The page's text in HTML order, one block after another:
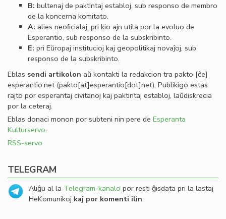
B: bultenaj de paktintaj establoj, sub responso de membro
de la koncerna komitato.
A: alies neoﬁcialaj, pri kio ajn utila por la evoluo de
Esperantio, sub responso de la subskribinto.
E: pri Eŭropaj institucioj kaj geopolitikaj novaĵoj, sub
responso de la subskribinto.
Eblas sendi artikolon aŭ kontakti la redakcion tra pakto [ĉe]
esperantio.net(pakto[at]esperantio[dot]net). Publikigo estas
rajto por esperantaj civitanoj kaj paktintaj establoj, laŭdiskrecia
por la ceteraj.
Eblas donaci monon por subteni nin pere de Esperanta
Kulturservo.
RSS-servo
TELEGRAM
Aliĝu al la Telegram-kanalo por resti ĝisdata pri la lastaj
HeKomunikoj kaj por komenti ilin.